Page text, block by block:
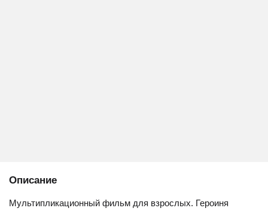
Описание
Мультипликационный фильм для взрослых. Героиня